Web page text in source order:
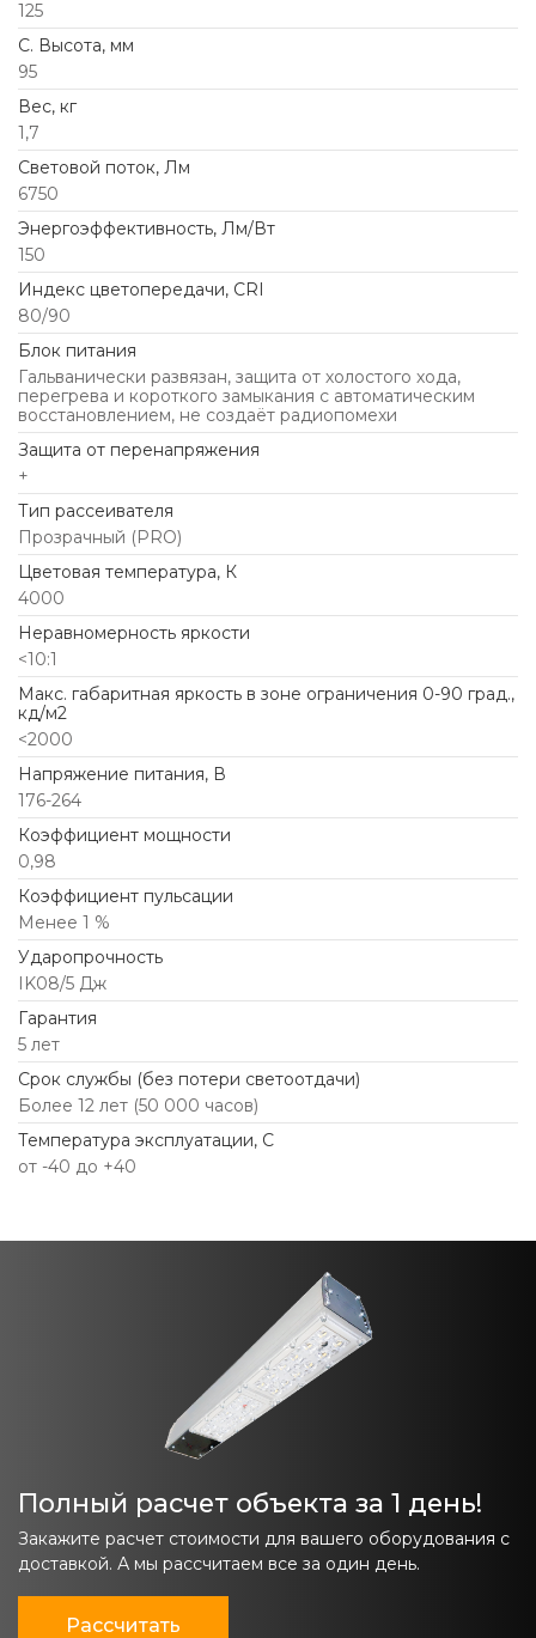
125
C. Высота, мм
95
Вес, кг
1,7
Световой поток, Лм
6750
Энергоэффективность, Лм/Вт
150
Индекс цветопередачи, CRI
80/90
Блок питания
Гальванически развязан, защита от холостого хода,
перегрева и короткого замыкания с автоматическим
восстановлением, не создаёт радиопомехи
Защита от перенапряжения
+
Тип рассеивателя
Прозрачный (PRO)
Цветовая температура, К
4000
Неравномерность яркости
<10:1
Макс. габаритная яркость в зоне ограничения 0-90 град.,
кд/м2
<2000
Напряжение питания, В
176-264
Коэффициент мощности
0,98
Коэффициент пульсации
Менее 1 %
Ударопрочность
IK08/5 Дж
Гарантия
5 лет
Срок службы (без потери светоотдачи)
Более 12 лет (50 000 часов)
Температура эксплуатации, С
от -40 до +40
Полный расчет объекта за 1 день!
Закажите расчет стоимости для вашего оборудования с
доставкой. А мы рассчитаем все за один день.
Рассчитать